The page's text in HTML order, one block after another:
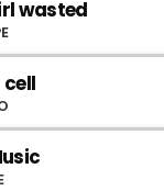
wasted
cell